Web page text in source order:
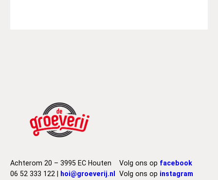
Achterom 20 – 3995 EC Houten
06 52 333 122 |
hoi@groeverij.nl
Volg ons op facebook
Volg ons op instagram